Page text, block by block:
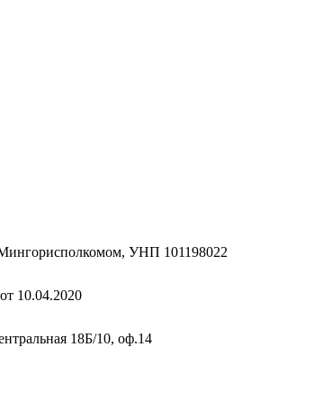
Мингорисполкомом, УНП 101198022
10.04.2020
18Б/10, оф.14